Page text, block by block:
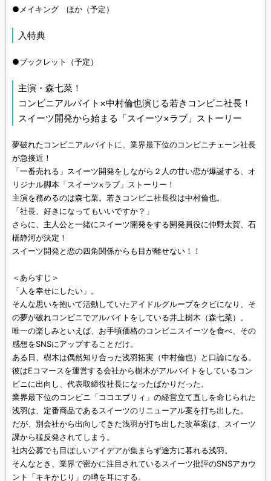
●メイキング ほか（予定）
入特典
●ブックレット（予定）
主演・森七菜！
コンビニアルバイト×中村倫也演じる若きコンビニ社長！
スイーツ開発から始まる「スイーツ×ラブ」ストーリー
夢破れたコンビニアルバイトに、業界最下位のコンビニチェーン社長
が急接近！
「一番売れる」スイーツ開発をしながら２人の甘い恋が爆誕する、オ
リジナル脚本「スイーツ×ラブ」ストーリー！
主演を務めるのは森七菜。若きコンビニ社長役は中村倫也。
「社長、好きになってもいいですか？」
さらに、主人公と一緒にスイーツ開発をする開発員役に仲野太賀、石
橋静河が決定！
スイーツ開発と恋の四角関係からも目が離せない！！
＜あらすじ＞
「人を幸せにしたい」。
そんな思いを抱いて活動していたアイドルグループをクビになり、そ
の夢が破れコンビニでアルバイトをしている井上樹木（森七菜）。
唯一の楽しみといえば、お手頃価格のコンビニスイーツを食べ、その
感想をSNSにアップすることだけ。
ある日、樹木は偶然知り合った浅羽拓実（中村倫也）と口論になる。
彼はEコマースを運営する会社から樹木がアルバイトをしているコン
ビニに出向し、代表取締役社長になったばかりだった。
業界最下位のコンビニ「ココエブリィ」の経営立て直しを命じられた
浅羽は、定番商品であるスイーツのリニューアル案を打ち出した。
だが、別会社から出向してきた浅羽が打ち出した改革案は、スイーツ
課から猛反発されてしまう。
社内公募でも目ぼしいアイデアが集まらず途方に暮れる浅羽。
そんなとき、業界で密かに注目されているスイーツ批評のSNSアカウ
ント「キキかじり」の噂を耳にする。